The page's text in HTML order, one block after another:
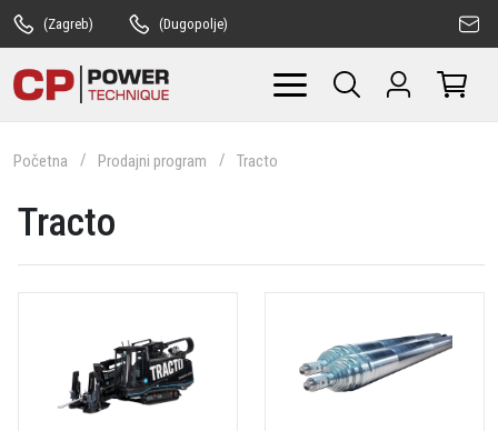
(Zagreb) (Dugopolje)
Početna Prodajni program Tracto
Tracto